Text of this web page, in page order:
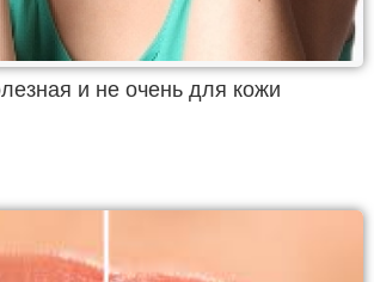
и не очень для кожи